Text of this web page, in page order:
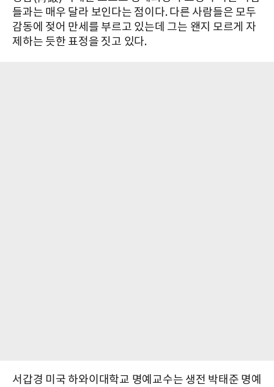
들과는 매우 달라 보인다는 점이다. 다른 사람들은 모두
감동에 젖어 만세를 부르고 있는데 그는 왠지 모르게 자
제하는 듯한 표정을 짓고 있다.
서갑경 미국 하와이대학교 명예교수는 생전 박태준 명예